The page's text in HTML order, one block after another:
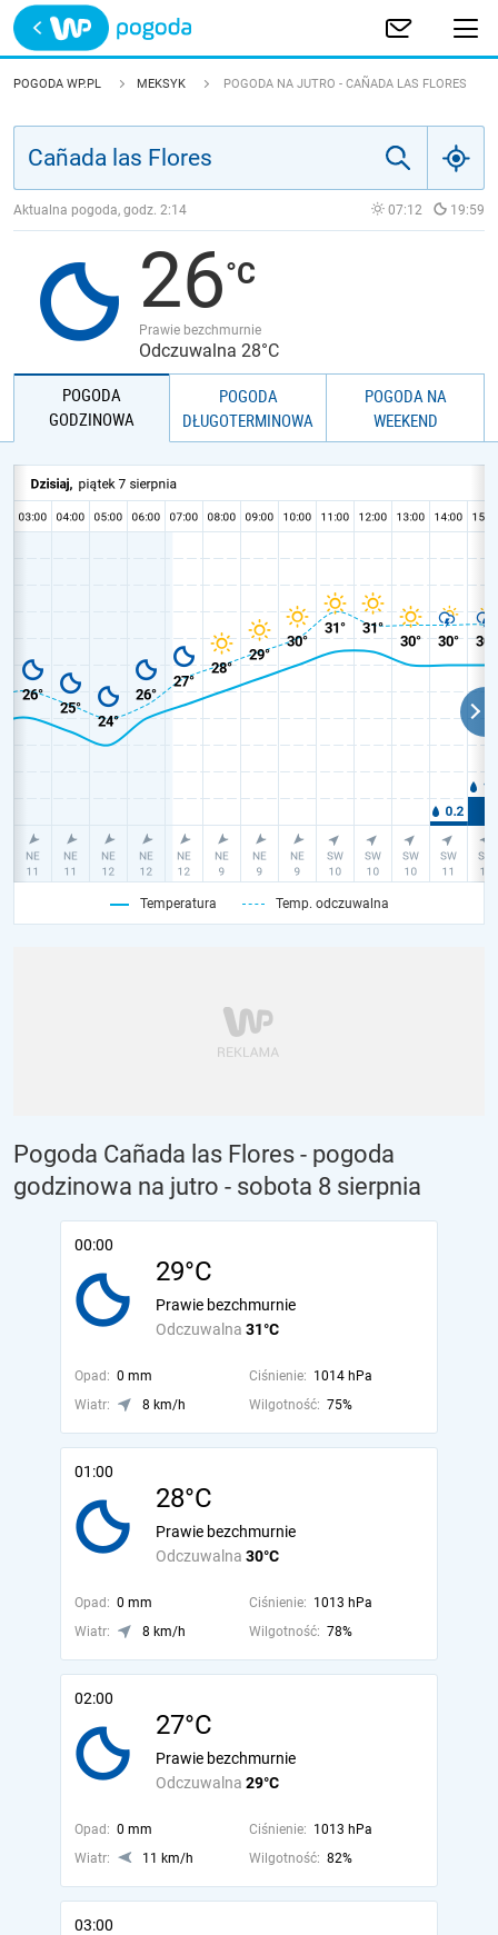
Trwa ładowanie
POLSKA
JAKOŚĆ POWIETRZA
POGODA WP.PL MEKSYK POGODA NA JUTRO - CAÑADA LAS FLORES
Aktualna pogoda, godz. 2:14 07:12 19:59
26
Prawie bezchmurnie
Odczuwalna 28°C
POGODA
GODZINOWA
POGODA
DŁUGOTERMINOWA
POGODA NA
WEEKEND
Temperatura Temp. odczuwalna
Pogoda Cañada las Flores - pogoda
godzinowa na jutro - sobota 8 sierpnia
00:00
29°C
Odczuwalna 31°C
Prawie bezchmurnie
Opad: 0 mm Ciśnienie: 1014 hPa
Wiatr:
8 km/h Wilgotność: 75%
01:00
28°C
Odczuwalna 30°C
Prawie bezchmurnie
Opad: 0 mm Ciśnienie: 1013 hPa
Wiatr:
8 km/h Wilgotność: 78%
02:00
27°C
Odczuwalna 29°C
Prawie bezchmurnie
Opad: 0 mm Ciśnienie: 1013 hPa
Wiatr:
11 km/h Wilgotność: 82%
03:00